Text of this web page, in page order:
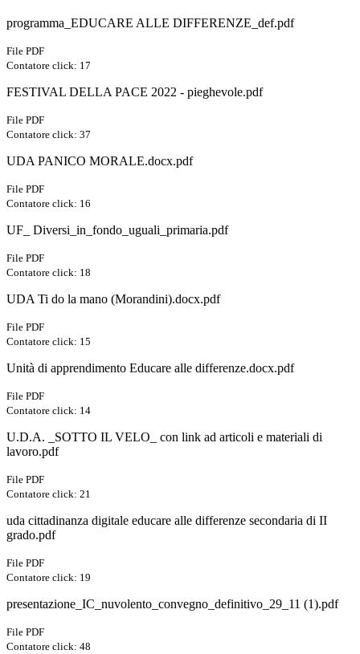
programma_EDUCARE ALLE DIFFERENZE_def.pdf
File PDF
Contatore click: 17
FESTIVAL DELLA PACE 2022 - pieghevole.pdf
File PDF
Contatore click: 37
UDA PANICO MORALE.docx.pdf
File PDF
Contatore click: 16
UF_ Diversi_in_fondo_uguali_primaria.pdf
File PDF
Contatore click: 18
UDA Ti do la mano (Morandini).docx.pdf
File PDF
Contatore click: 15
Unità di apprendimento Educare alle differenze.docx.pdf
File PDF
Contatore click: 14
U.D.A. _SOTTO IL VELO_ con link ad articoli e materiali di
lavoro.pdf
File PDF
Contatore click: 21
uda cittadinanza digitale educare alle differenze secondaria di II
grado.pdf
File PDF
Contatore click: 19
presentazione_IC_nuvolento_convegno_definitivo_29_11 (1).pdf
File PDF
Contatore click: 48